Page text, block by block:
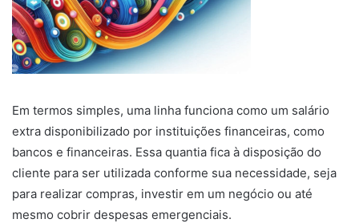
Em termos simples, uma linha funciona como um salário
extra disponibilizado por instituições financeiras, como
bancos e financeiras. Essa quantia fica à disposição do
cliente para ser utilizada conforme sua necessidade, seja
para realizar compras, investir em um negócio ou até
mesmo cobrir despesas emergenciais.